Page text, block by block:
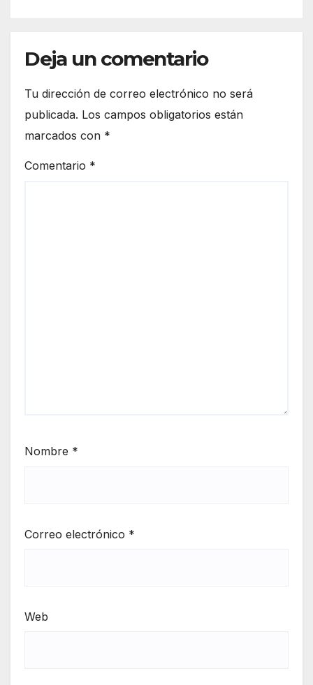
Deja un comentario
Tu dirección de correo electrónico no será
publicada. Los campos obligatorios están
marcados con *
Comentario *
Nombre *
Correo electrónico *
Web